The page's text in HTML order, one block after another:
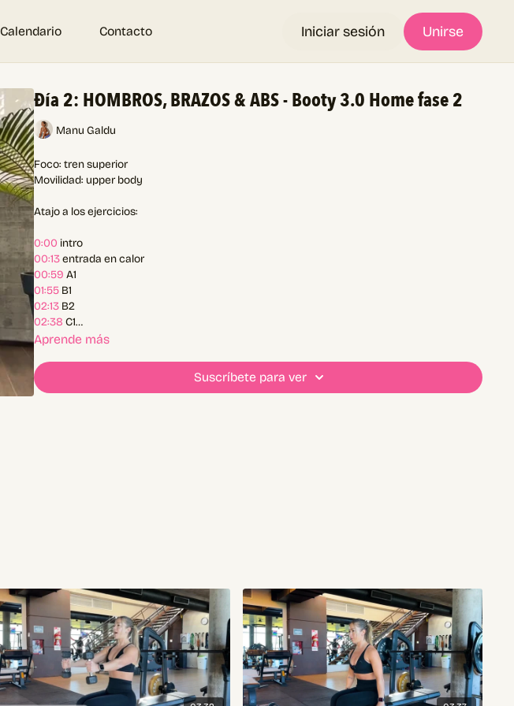
Calendario Contacto Iniciar sesión Unirse
Đía 2: HOMBROS, BRAZOS & ABS - Booty 3.0 Home fase 2
Manu Galdu
Foco: tren superior
Movilidad: upper body
Atajo a los ejercicios:
0:00 intro
00:13entrada en calor
00:59 A1
01:55 B1
02:13 B2
02:38 C1
03:05D1
Aprende más
Suscríbete para ver